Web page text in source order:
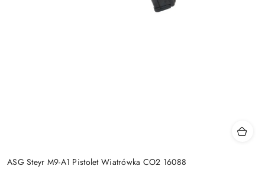
ASG Steyr M9-A1 Pistolet Wiatrówka CO2 16088